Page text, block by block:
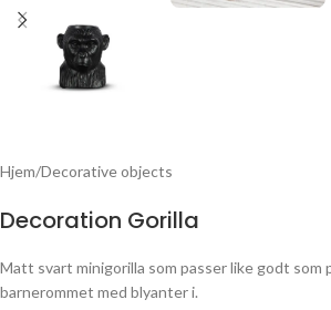
Hjem/Decorative objects
Decoration Gorilla
Matt svart minigorilla som passer like godt som
barnerommet med blyanter i.